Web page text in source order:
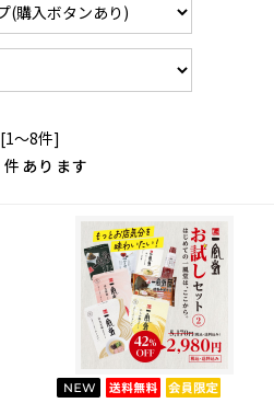
[1～8件]
件あります